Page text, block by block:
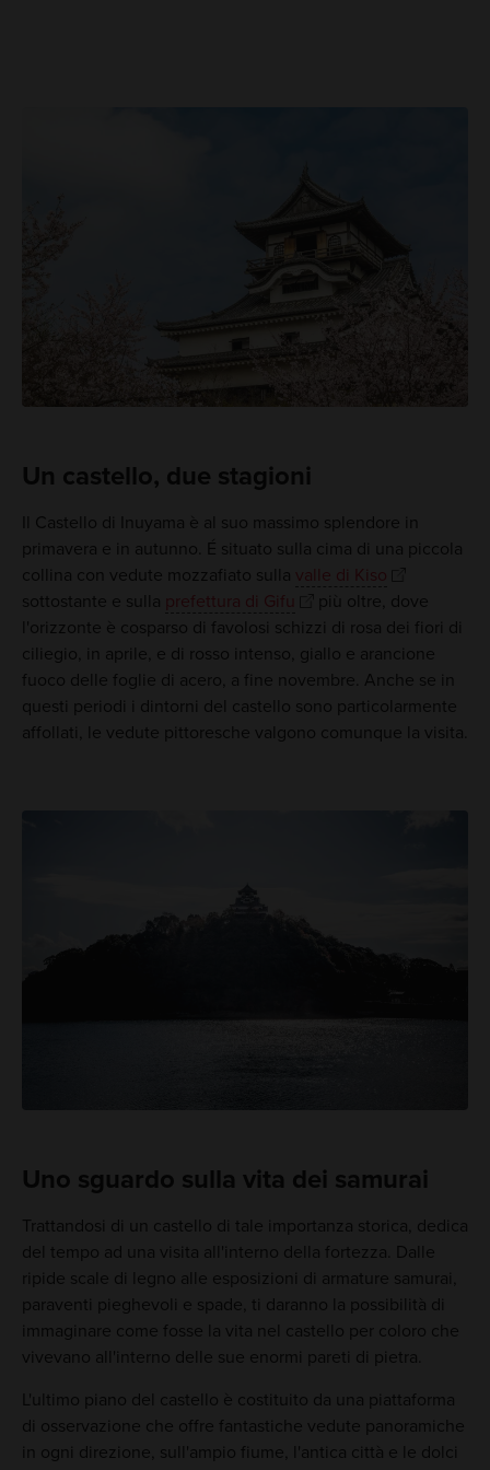
Un castello, due stagioni
Il Castello di Inuyama è al suo massimo splendore in
primavera e in autunno. É situato sulla cima di una piccola
collina con vedute mozzafiato sulla valle di Kiso
sottostante e sulla prefettura di Gifu
più oltre, dove
l'orizzonte è cosparso di favolosi schizzi di rosa dei fiori di
ciliegio, in aprile, e di rosso intenso, giallo e arancione
fuoco delle foglie di acero, a fine novembre. Anche se in
questi periodi i dintorni del castello sono particolarmente
affollati, le vedute pittoresche valgono comunque la visita.
Uno sguardo sulla vita dei samurai
Trattandosi di un castello di tale importanza storica, dedica
del tempo ad una visita all'interno della fortezza. Dalle
ripide scale di legno alle esposizioni di armature samurai,
paraventi pieghevoli e spade, ti daranno la possibilità di
immaginare come fosse la vita nel castello per coloro che
vivevano all'interno delle sue enormi pareti di pietra.
L'ultimo piano del castello è costituito da una piattaforma
di osservazione che offre fantastiche vedute panoramiche
in ogni direzione, sull'ampio fiume, l'antica città e le dolci